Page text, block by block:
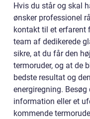
Hvis du står og skal
ønsker professionel
kontakt til et erfarent
team af dedikerede
sikre, at du får den
termoruder, og at de
bedste resultat og
energiregning.
information eller et
kommende